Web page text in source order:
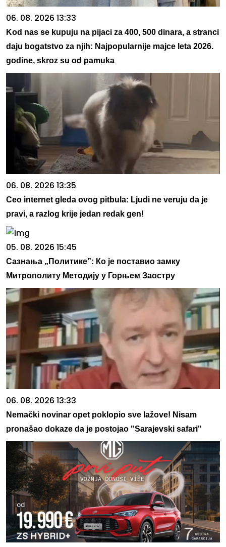
06. 08. 2026 13:33
Kod nas se kupuju na pijaci za 400, 500 dinara, a stranci
daju bogatstvo za njih: Najpopularnije majce leta 2026.
godine, skroz su od pamuka
06. 08. 2026 13:35
Ceo internet gleda ovog pitbula: Ljudi ne veruju da je
pravi, a razlog krije jedan redak gen!
05. 08. 2026 15:45
Сазнања „Политике”: Ко је поставио замку
Митрополиту Методију у Горњем Заостру
06. 08. 2026 13:33
Nemački novinar opet poklopio sve lažove! Nisam
pronašao dokaze da je postojao "Sarajevski safari"